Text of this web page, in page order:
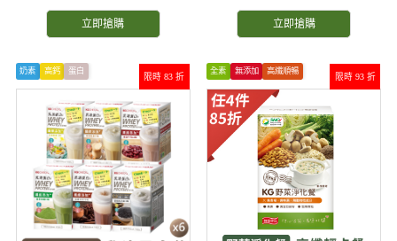
立即搶購 立即搶購
限時 83 折
奶素 高鈣 蛋白
限時 93 折
全素 無添加 高纖順暢